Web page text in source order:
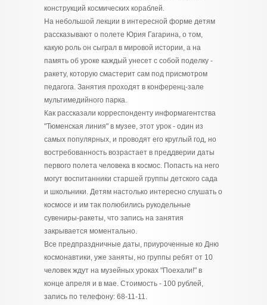
конструкций космических кораблей.
На небольшой лекции в интересной форме детям
рассказывают о полете Юрия Гагарина, о том,
какую роль он сыграл в мировой истории, а на
память об уроке каждый унесет с собой поделку -
ракету, которую смастерит сам под присмотром
педагога. Занятия проходят в конференц-зале
мультимедийного парка.
Как рассказали корреспонденту информагентства
"Тюменская линия" в музее, этот урок - один из
самых популярных, и проводят его круглый год, но
востребованность возрастает в преддверии даты
первого полета человека в космос. Попасть на него
могут воспитанники старшей группы детского сада
и школьники. Детям настолько интересно слушать о
космосе и им так полюбились рукодельные
сувениры-ракеты, что запись на занятия
закрывается моментально.
Все предпраздничные даты, приуроченные ко Дню
космонавтики, уже заняты, но группы ребят от 10
человек ждут на музейных уроках "Поехали!" в
конце апреля и в мае. Стоимость - 100 рублей,
запись по телефону: 68-11-11.